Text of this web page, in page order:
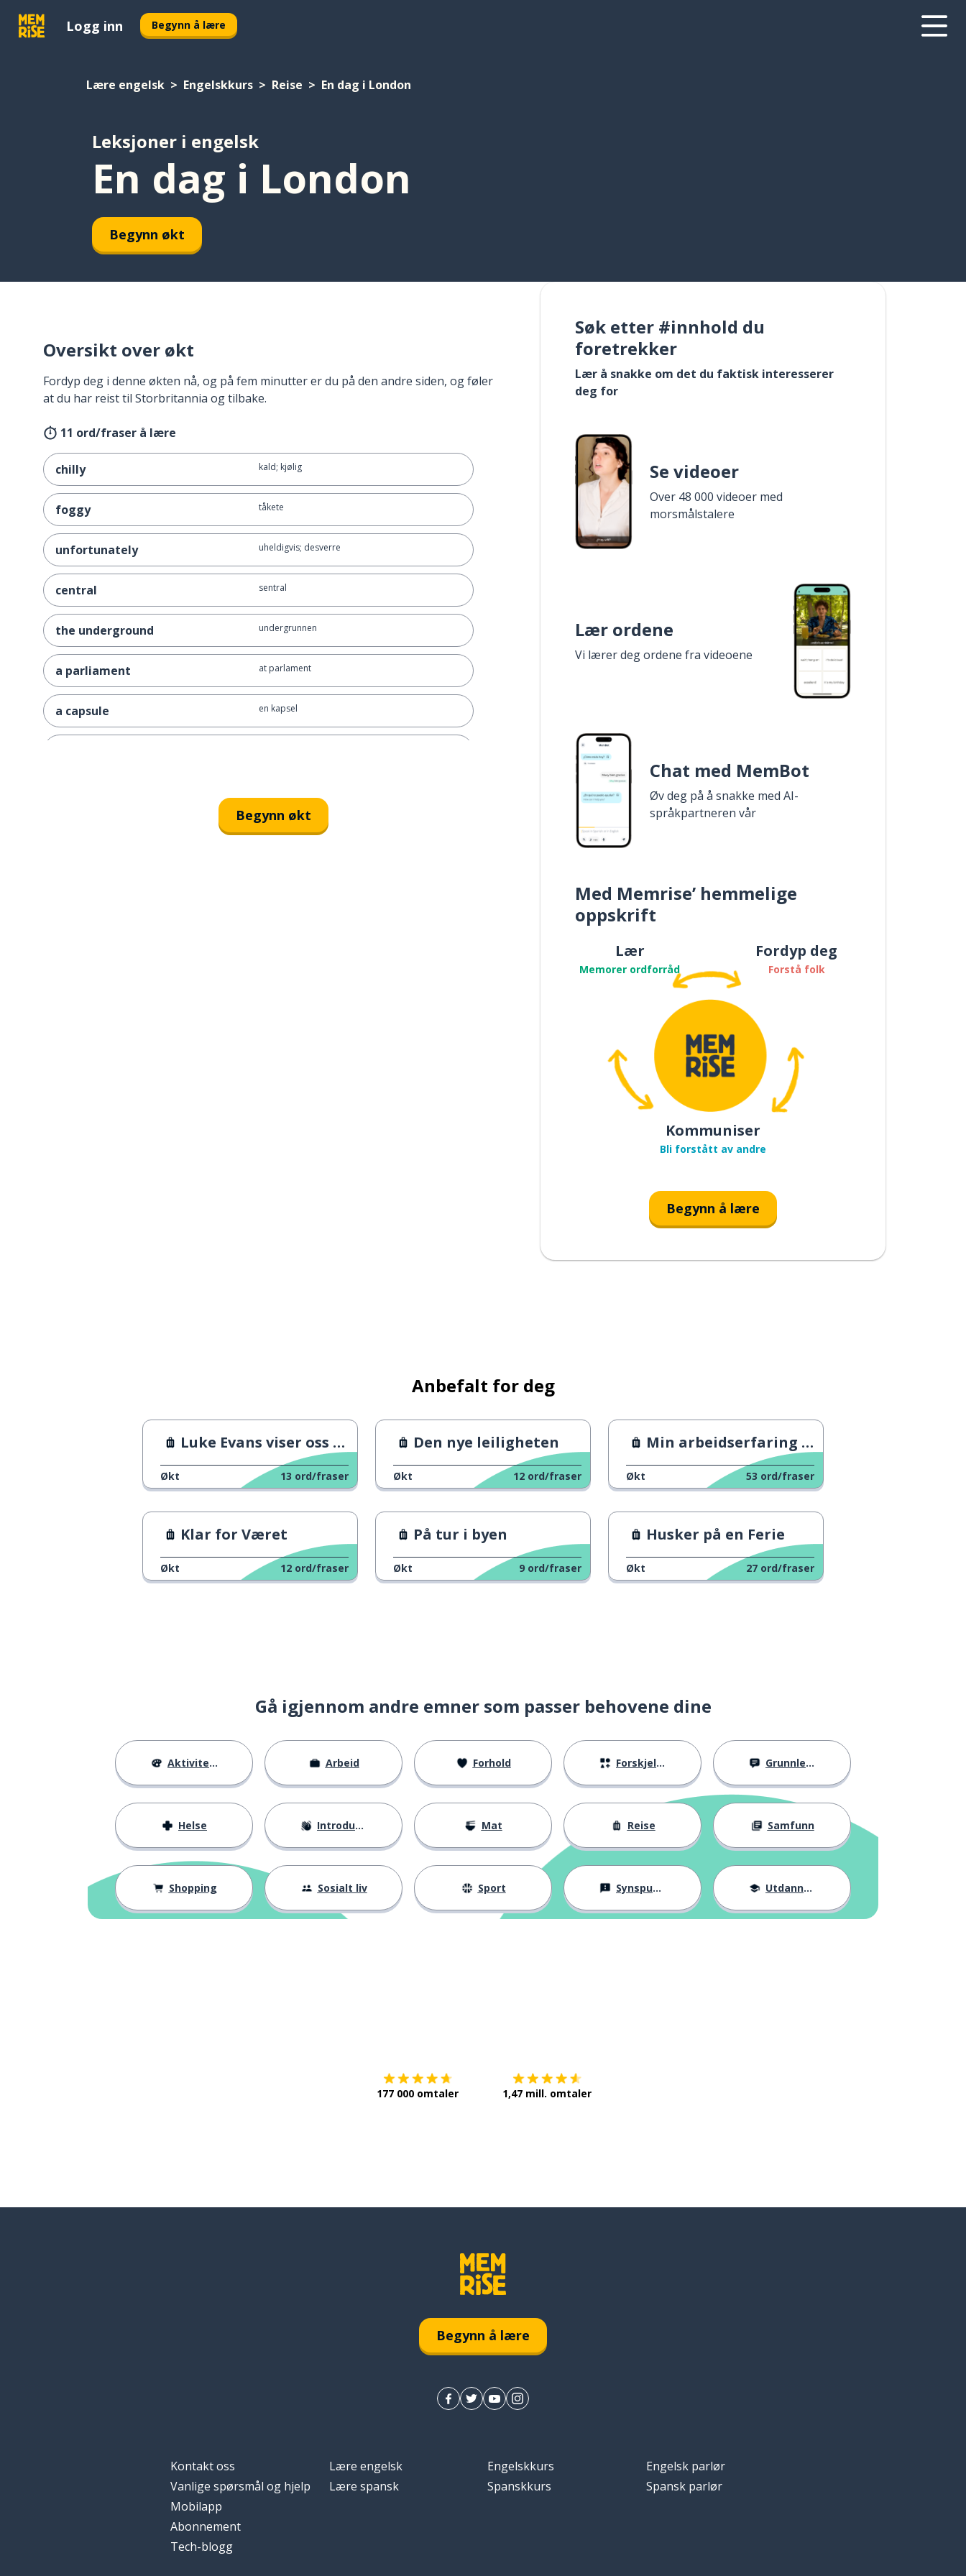
Logg inn Begynn å lære
Lære engelsk Engelskkurs Reise En dag i London
Leksjoner i engelsk
En dag i London
Begynn økt
Oversikt over økt
Fordyp deg i denne økten nå, og på fem minutter er du på den andre siden, og føler
at du har reist til Storbritannia og tilbake.
11 ord/fraser å lære
chilly kald; kjølig
foggy tåkete
unfortunately uheldigvis; desverre
central sentral
the underground undergrunnen
a parliament at parlament
a capsule en kapsel
Begynn økt
Søk etter #innhold du
foretrekker
Lær å snakke om det du faktisk interesserer
deg for
Se videoer
Over 48 000 videoer med
morsmålstalere
Lær ordene
Vi lærer deg ordene fra videoene
Chat med MemBot
Øv deg på å snakke med AI-
språkpartneren vår
Med Memrise’ hemmelige
oppskrift
Lær
Memorer ordforråd
Fordyp deg
Forstå folk
Kommuniser
Bli forstått av andre
Begynn å lære
Anbefalt for deg
Luke Evans viser oss Wales
Økt 13 ord/fraser
Den nye leiligheten
Økt 12 ord/fraser
Min arbeidserfaring i Chile
Økt 53 ord/fraser
Klar for Været
Økt 12 ord/fraser
På tur i byen
Økt 9 ord/fraser
Husker på en Ferie
Økt 27 ord/fraser
Gå igjennom andre emner som passer behovene dine
Aktiviteter Arbeid Forhold Forskjellig Grunnleggende
Helse Introduksjoner Mat Reise Samfunn
Shopping Sosialt liv Sport Synspunkter Utdannelse
177 000 omtaler 1,47 mill. omtaler
Begynn å lære
Kontakt oss
Vanlige spørsmål og hjelp
Mobilapp
Abonnement
Tech-blogg
Lære engelsk
Lære spansk
Engelskkurs
Spanskkurs
Engelsk parlør
Spansk parlør